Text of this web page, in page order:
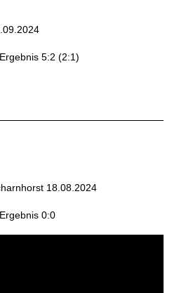
5:2 (2:1)
18.08.2024
0:0